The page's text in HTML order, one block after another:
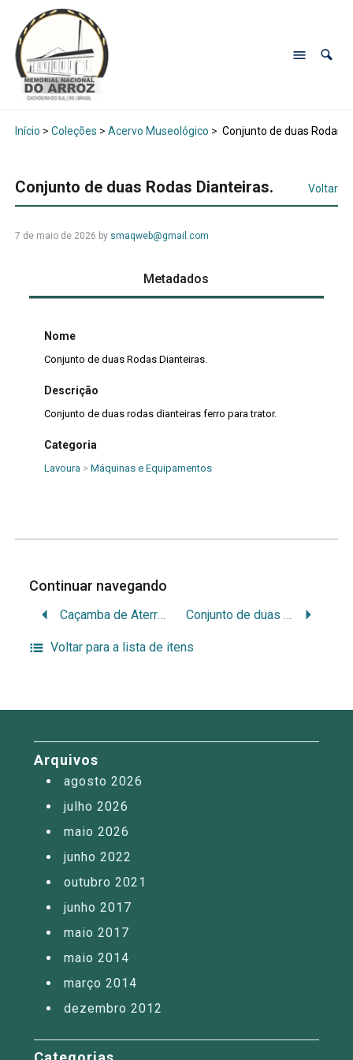
Início > Coleções > Acervo Museológico > Conjunto de duas Rodas
Conjunto de duas Rodas Dianteiras. Voltar
7 de maio de 2026 by smaqweb@gmail.com
Metadados
Nome
Conjunto de duas Rodas Dianteiras.
Descrição
Conjunto de duas rodas dianteiras ferro para trator.
Categoria
Lavoura> Máquinas e Equipamentos
Continuar navegando
Caçamba de Aterro MARIPOSA. Conjunto de duas Rodas Trazeiras.
Voltar para a lista de itens
Arquivos
agosto 2026
julho 2026
maio 2026
junho 2022
outubro 2021
junho 2017
maio 2017
maio 2014
março 2014
dezembro 2012